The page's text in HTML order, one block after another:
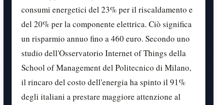
consumi energetici del 23% per il riscaldamento e
del 20% per la componente elettrica. Ciò significa
un risparmio annuo fino a 460 euro. Secondo uno
studio dell'Osservatorio Internet of Things della
School of Management del Politecnico di Milano,
il rincaro del costo dell'energia ha spinto il 91%
degli italiani a prestare maggiore attenzione al